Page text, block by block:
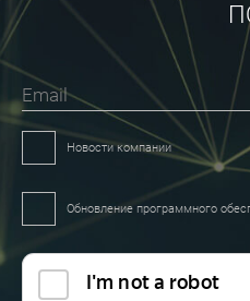
Email
Новости компании
Обновление программного